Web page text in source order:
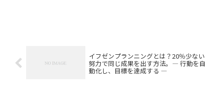
イフゼンプランニングとは？20％少ない
努力で同じ成果を出す方法。― 行動を自
動化し、目標を達成する ―